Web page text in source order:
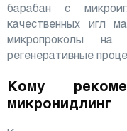
барабан с
качественных игл
микропроколы на
регенеративные
Кому
микронидлинг